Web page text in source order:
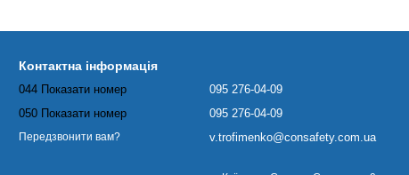
Контактна інформація
044 Показати номер
050 Показати номер
Передзвонити вам?
095 276-04-09
095 276-04-09
v.trofimenko@consafety.com.ua